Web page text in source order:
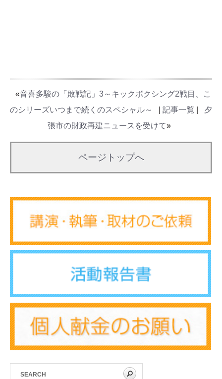
«音喜多駿の「敗戦記」3～キックボクシング2戦目、こ
のシリーズいつまで続くのスペシャル～
記事一覧
夕
張市の財政再建ニュースを受けて»
ページトップへ